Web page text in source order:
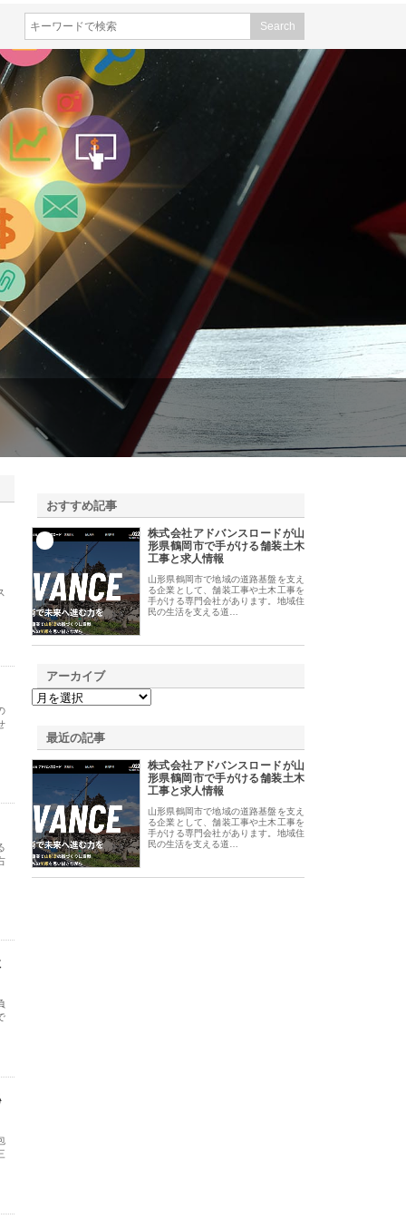
おすすめ記事
株式会社アドバンスロードが山
形県鶴岡市で手がける舗装土木
工事と求人情報
山形県鶴岡市で地域の道路基盤を支え
る企業として、舗装工事や土木工事を
手がける専門会社があります。地域住
民の生活を支える道…
アーカイブ
最近の記事
株式会社アドバンスロードが山
形県鶴岡市で手がける舗装土木
工事と求人情報
山形県鶴岡市で地域の道路基盤を支え
る企業として、舗装工事や土木工事を
手がける専門会社があります。地域住
民の生活を支える道…